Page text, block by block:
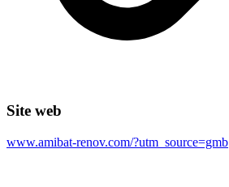
Site web
www.amibat-renov.com/?utm_source=gmb